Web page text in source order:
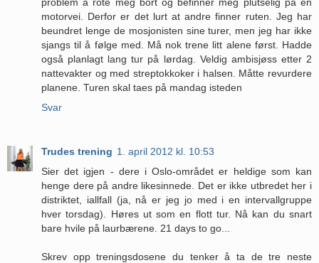
motorvei. Derfor er det lurt at andre finner ruten. Jeg har
beundret lenge de mosjonisten sine turer, men jeg har ikke
sjangs til å følge med. Må nok trene litt alene først. Hadde
også planlagt lang tur på lørdag. Veldig ambisjøss etter 2
nattevakter og med streptokkoker i halsen. Måtte revurdere
planene. Turen skal taes på mandag isteden
Svar
Trudes trening 1. april 2012 kl. 10:53
Sier det igjen - dere i Oslo-området er heldige som kan
henge dere på andre likesinnede. Det er ikke utbredet her i
distriktet, iallfall (ja, nå er jeg jo med i en intervallgruppe
hver torsdag). Høres ut som en flott tur. Nå kan du snart
bare hvile på laurbærene. 21 days to go...
Skrev opp treningsdosene du tenker å ta de tre neste